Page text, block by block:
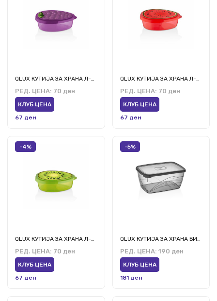
РЕД. ЦЕНА: 70 ден
КЛУБ ЦЕНА
67 ден
РЕД. ЦЕНА: 70 ден
КЛУБ ЦЕНА
67 ден
-4%
QLUX КУТИЈА ЗА ХРАНА Л-00865
РЕД. ЦЕНА: 70 ден
КЛУБ ЦЕНА
67 ден
-5%
QLUX КУТИЈА ЗА ХРАНА БИО Л-00770 4600мл
РЕД. ЦЕНА: 190 ден
КЛУБ ЦЕНА
181 ден